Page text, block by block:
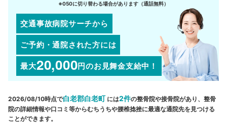
※050に切り替わる場合があります（通話無料）
交通事故病院サーチから
ご予約・通院された方には
最大20,000円のお見舞金支給中！
2026/08/10時点で白老郡白老町 には2件の整骨院や接骨院があり、整骨
院の詳細情報や口コミ等からむちうちや腰椎捻挫に最適な通院先を見つける
ことができます。